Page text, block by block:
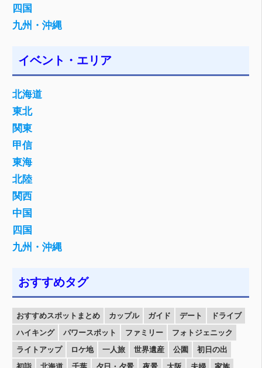
四国
九州・沖縄
イベント・エリア
北海道
東北
関東
甲信
東海
北陸
関西
中国
四国
九州・沖縄
おすすめタグ
おすすめスポットまとめ カップル ガイド デート
ドライブ
ハイキング
パワースポット ファミリー
フォトジェニック
ライトアップ
ロケ地 一人旅 世界遺産 公園
初日の出